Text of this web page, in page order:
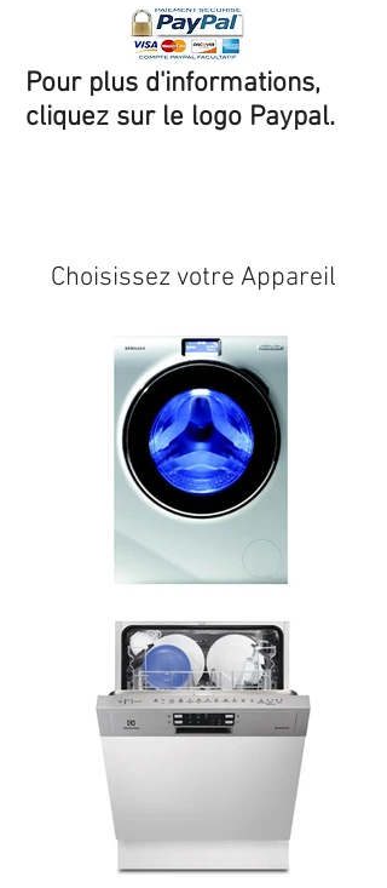
Pour plus d'informations,
cliquez sur le logo Paypal.
Choisissez votre Appareil